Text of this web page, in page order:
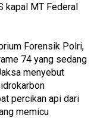
kapal MT Federal
Forensik Polri,
74 yang sedang
menyebut
percikan api dari
memicu